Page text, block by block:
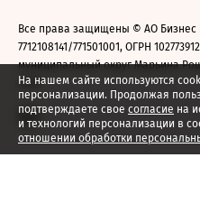
На нашем сайте используются
персонализации. Продолжая
подтверждаете свое согласие на
и технологий персонализации в
отношении обработки
Все права защищены © АО
7712108141/771501001, ОГРН
муниципальный округ Марьина
2026